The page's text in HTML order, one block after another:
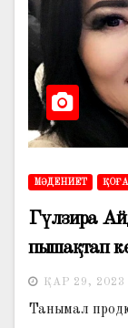
МӘДЕНИЕТ
Гүлзира
пышақтап
ҚАР 29, 2023
Танымал